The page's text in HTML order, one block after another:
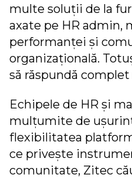
multe soluții de la
axate pe HR admin,
performanței și
organizațională.
să răspundă
Echipele de HR și
mulțumite de
flexibilitatea
ce privește
comunitate, Zitec